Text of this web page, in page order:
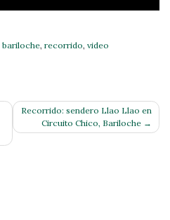
bariloche, recorrido, video
Recorrido: sendero Llao Llao en
Circuito Chico, Bariloche